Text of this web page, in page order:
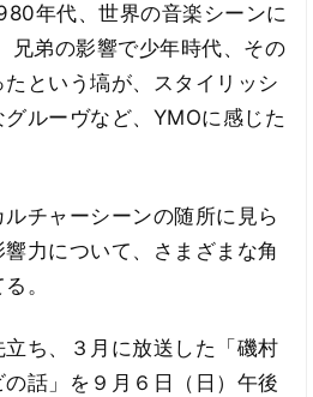
年代、世界の音楽シーンに
兄弟の影響で少年時代、その
という塙が、スタイリッシ
ルーヴなど、YMOに感じた
チャーシーンの随所に見ら
力について、さまざまな角
。
ち、３月に放送した「磯村
話」を９月６日（日）午後